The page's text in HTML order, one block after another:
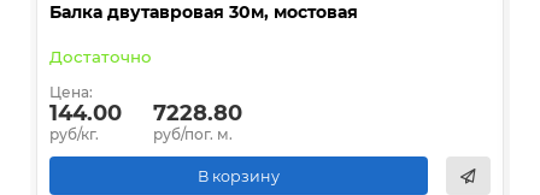
Балка двутавровая 30м, мостовая
Достаточно
Цена:
144.00
руб/кг.
7228.80
руб/пог. м.
В корзину